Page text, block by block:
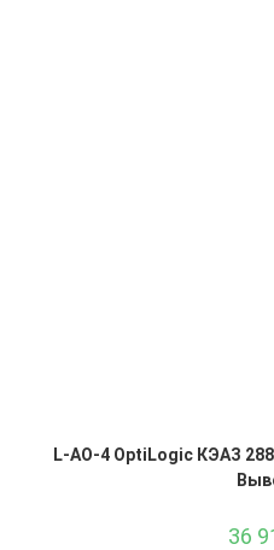
L-AO-4 OptiLogic КЭАЗ
36